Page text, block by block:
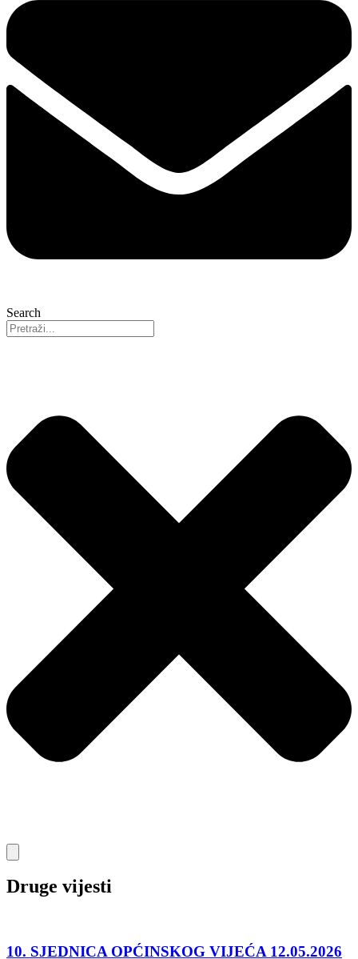
Search
Druge vijesti
10. SJEDNICA OPĆINSKOG VIJEĆA 12.05.2026